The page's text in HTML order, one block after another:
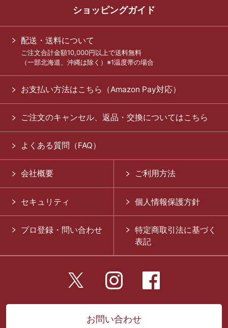
ショッピングガイド
配送・送料について
ご注文合計金額10,000円以上で送料無料
（一部北海道、沖縄は除く）※1温度帯の場合
お支払い方法はこちら（Amazon Pay対応）
ご注文のキャンセル、返品・交換についてはこちら
よくある質問（FAQ）
会社概要 ご利用方法
セキュリティ 個人情報保護方針
プロ登録・問い合わせ
特定商取引法に基づく
表記
お問い合わせ